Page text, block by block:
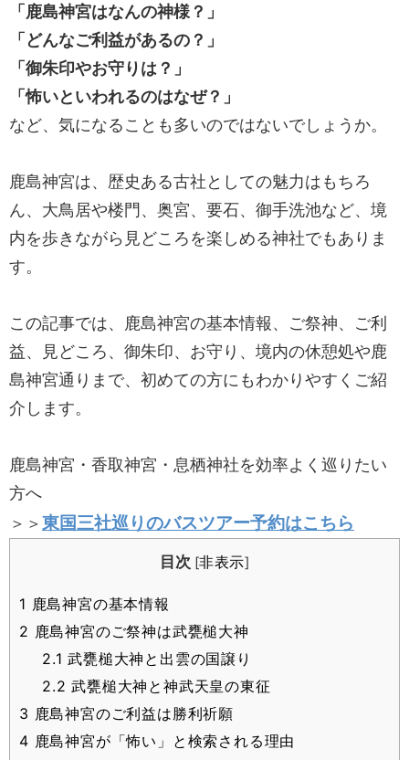
「鹿島神宮はなんの神様？」
「どんなご利益があるの？」
「御朱印やお守りは？」
「怖いといわれるのはなぜ？」
など、気になることも多いのではないでしょうか。
鹿島神宮は、歴史ある古社としての魅力はもちろ
ん、大鳥居や楼門、奥宮、要石、御手洗池など、境
内を歩きながら見どころを楽しめる神社でもありま
す。
この記事では、鹿島神宮の基本情報、ご祭神、ご利
益、見どころ、御朱印、お守り、境内の休憩処や鹿
島神宮通りまで、初めての方にもわかりやすくご紹
介します。
鹿島神宮・香取神宮・息栖神社を効率よく巡りたい
方へ
＞＞東国三社巡りのバスツアー予約はこちら
目次 [非表示]
1 鹿島神宮の基本情報
2 鹿島神宮のご祭神は武甕槌大神
2.1 武甕槌大神と出雲の国譲り
2.2 武甕槌大神と神武天皇の東征
3 鹿島神宮のご利益は勝利祈願
4 鹿島神宮が「怖い」と検索される理由